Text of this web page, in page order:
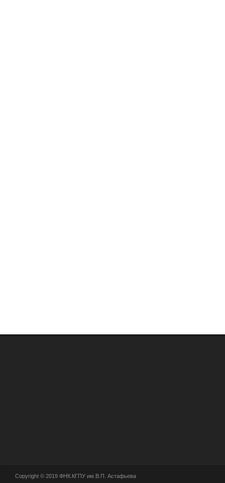
Copyright © 2019 ФНК.КГПУ им.В.П. Астафьева